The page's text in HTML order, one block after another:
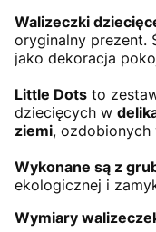
Walizeczki
oryginalny prezent.
jako dekoracja
Little Dots to
dziecięcych w
ziemi, ozdobionych
Wykonane są z
ekologicznej i
Wymiary